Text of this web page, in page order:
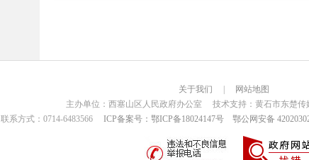
关于我们
网站地图
主办单位：西塞山区人民政府办公室 技术支持：黄石市东楚传
联系方式：0714-6483566 ICP备案号：鄂ICP备18024147号 鄂公网安备